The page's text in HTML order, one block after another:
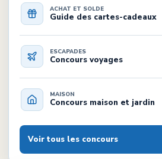
ACHAT ET SOLDE
Guide des cartes-cadeaux
ESCAPADES
Concours voyages
MAISON
Concours maison et jardin
Voir tous les concours